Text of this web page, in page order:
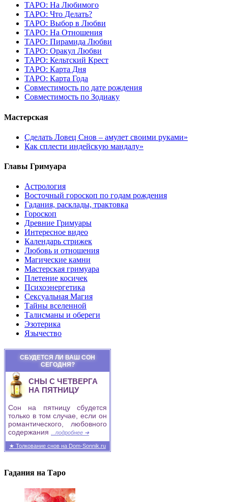
ТАРО: На Любимого
ТАРО: Что Делать?
ТАРО: Выбор в Любви
ТАРО: На Отношения
ТАРО: Пирамида Любви
ТАРО: Оракул Любви
ТАРО: Кельтский Крест
ТАРО: Карта Дня
ТАРО: Карта Года
Cовместимость по дате рождения
Cовместимость по Зодиаку
Мастерская
Сделать Ловец Снов – амулет своими руками»
Как сплести индейскую мандалу»
Главы Гримуара
Астрология
Восточный гороскоп по годам рождения
Гадания, расклады, трактовка
Гороскоп
Древние Гримуары
Интересное видео
Календарь стрижек
Любовь и отношения
Магические камни
Мастерская гримуара
Плетение косичек
Психоэнергетика
Сексуальная Магия
Тайны вселенной
Талисманы и обереги
Эзотерика
Язычество
СБУДЕТСЯ ЛИ ВАШ СОН
СЕГОДНЯ?
СНЫ С ЧЕТВЕРГА
НА ПЯТНИЦУ
Сон на пятницу сбудется
только в том случае, если он
романтического, любовного
содержания
...подробнее ➜
★ Толкование снов на Dom-Sonnik.ru
Гадания на Таро